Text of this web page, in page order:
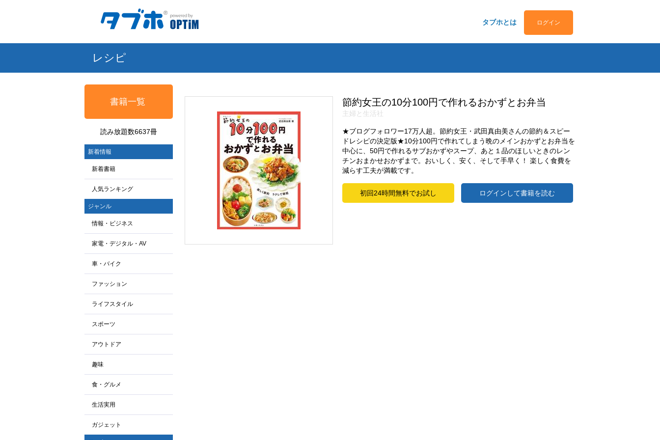
タブホとは ログイン
レシピ
書籍一覧
読み放題数6637冊
新着情報
新着書籍
人気ランキング
ジャンル
情報・ビジネス
家電・デジタル・AV
車・バイク
ファッション
ライフスタイル
スポーツ
アウトドア
趣味
食・グルメ
生活実用
ガジェット
節約女王の10分100円で作れるおかずとお弁当
主婦と生活社
★ブログフォロワー17万人超。節約女王・武田真由美さんの節約＆スピー
ドレシピの決定版★10分100円で作れてしまう晩のメインおかずとお弁当を
中心に、50円で作れるサブおかずやスープ、あと１品のほしいときのレン
チンおまかせおかずまで。おいしく、安く、そして手早く！ 楽しく食費を
減らす工夫が満載です。
初回24時間無料でお試し ログインして書籍を読む